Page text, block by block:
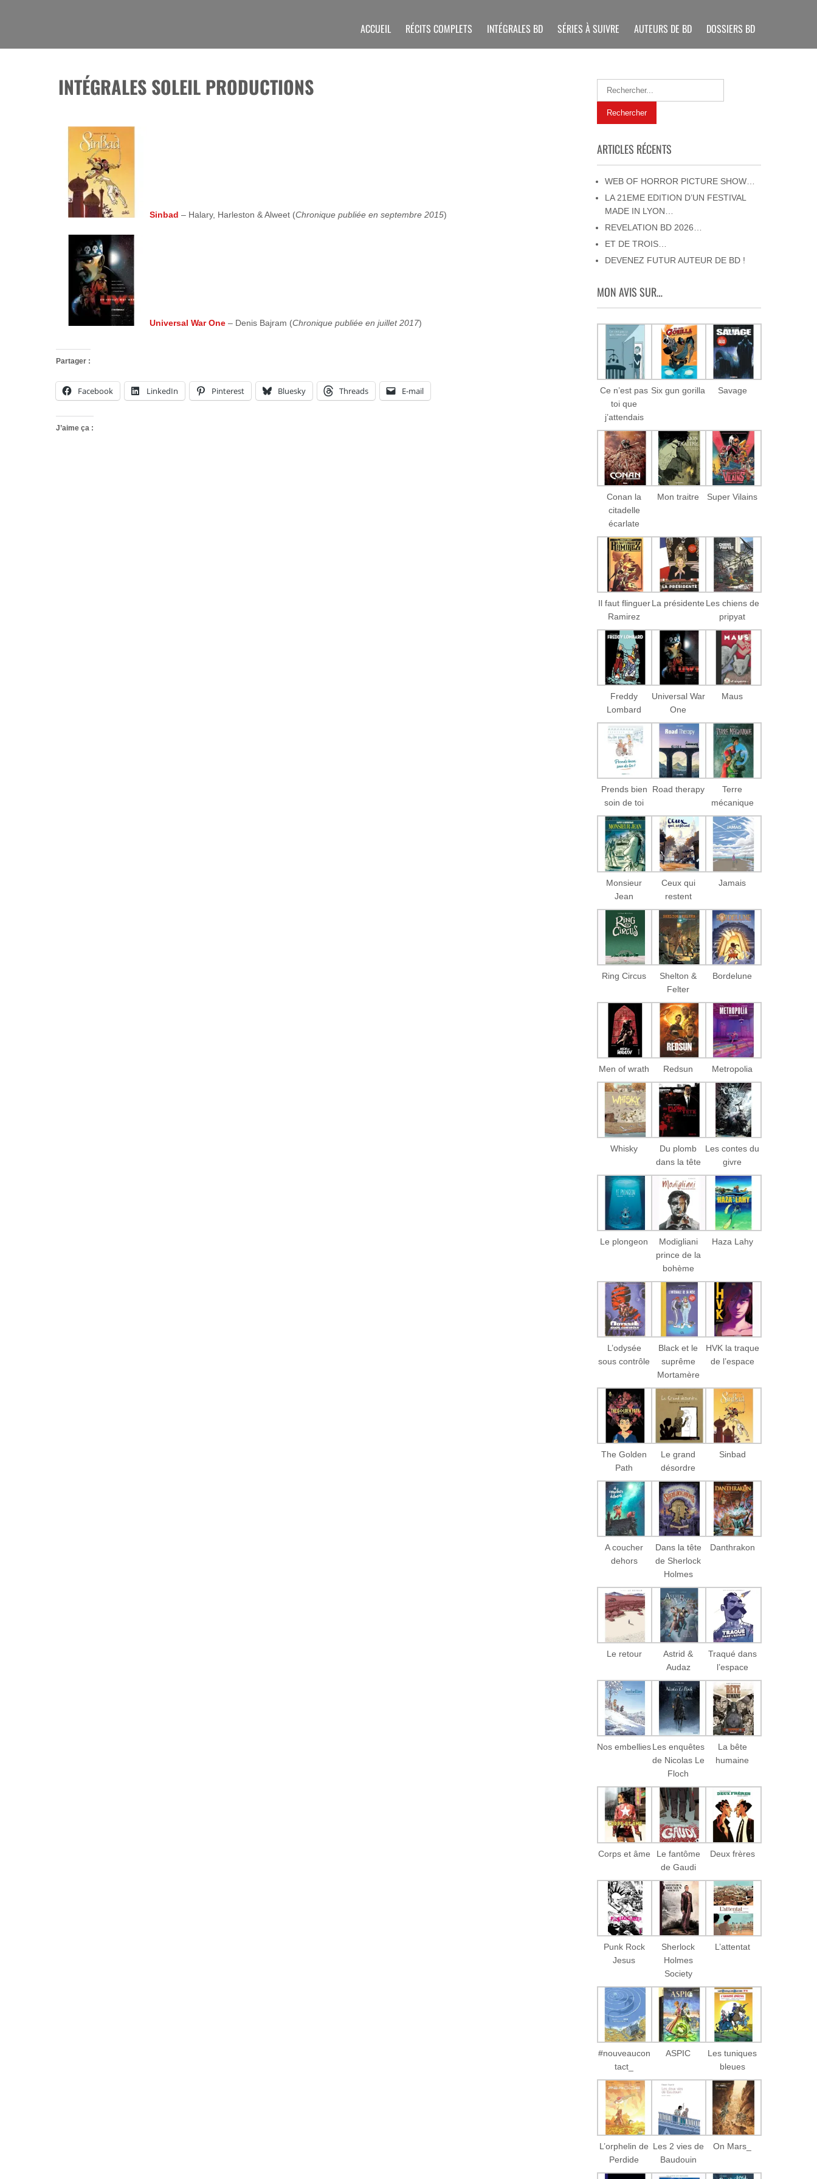
ACCUEIL RÉCITS COMPLETS INTÉGRALES BD SÉRIES À SUIVRE AUTEURS DE BD DOSSIERS BD
INTÉGRALES SOLEIL PRODUCTIONS
Sinbad – Halary, Harleston & Alweet (Chronique publiée en septembre 2015)
Universal War One – Denis Bajram (Chronique publiée en juillet 2017)
Partager :
Facebook LinkedIn Pinterest Bluesky Threads E-mail
J’aime ça :
ARTICLES RÉCENTS
WEB OF HORROR PICTURE SHOW…
LA 21EME EDITION D’UN FESTIVAL
MADE IN LYON…
REVELATION BD 2026…
ET DE TROIS…
DEVENEZ FUTUR AUTEUR DE BD !
MON AVIS SUR…
Ce n’est pas
toi que
j’attendais
Six gun gorilla Savage
Conan la
citadelle
écarlate
Mon traitre Super Vilains
Il faut flinguer
Ramirez
La présidente Les chiens de
pripyat
Freddy
Lombard
Universal War
One
Maus
Prends bien
soin de toi
Road therapy
Terre
mécanique
Monsieur
Jean
Ceux qui
restent
Jamais
Ring Circus
Shelton &
Felter
Bordelune
Men of wrath Redsun Metropolia
Whisky
Du plomb
dans la tête
Les contes du
givre
Le plongeon
Modigliani
prince de la
bohème
Haza Lahy
L’odysée
sous contrôle
Black et le
suprême
Mortamère
HVK la traque
de l’espace
The Golden
Path
Le grand
désordre
Sinbad
A coucher
dehors
Dans la tête
de Sherlock
Holmes
Danthrakon
Le retour
Astrid &
Audaz
Traqué dans
l’espace
Nos embelliesLes enquêtes
de Nicolas Le
Floch
La bête
humaine
Corps et âme
Le fantôme
de Gaudi
Deux frères
Punk Rock
Jesus
Sherlock
Holmes
Society
L’attentat
#nouveaucon
tact_
ASPIC
Les tuniques
bleues
L’orphelin de
Perdide
Les 2 vies de
Baudouin
On Mars_